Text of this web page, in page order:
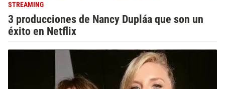
STREAMING
3 producciones de Nancy Dupláa que son un
éxito en Netflix